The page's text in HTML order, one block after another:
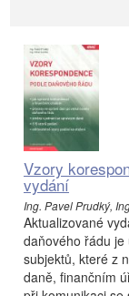
Vzory
vydání
Ing. Pavel Prudký,
Aktualizované
daňového řádu
subjektů, které z
daně, finančním